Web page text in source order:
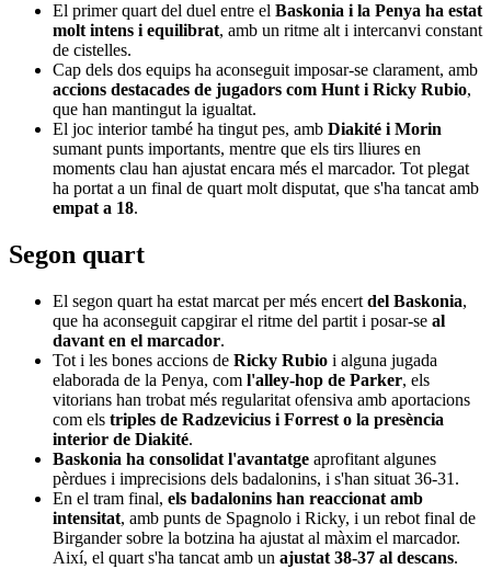
El primer quart del duel entre el Baskonia i la Penya ha estat
molt intens i equilibrat, amb un ritme alt i intercanvi constant
de cistelles.
Cap dels dos equips ha aconseguit imposar-se clarament, amb
accions destacades de jugadors com Hunt i Ricky Rubio,
que han mantingut la igualtat.
El joc interior també ha tingut pes, amb Diakité i Morin
sumant punts importants, mentre que els tirs lliures en
moments clau han ajustat encara més el marcador. Tot plegat
ha portat a un final de quart molt disputat, que s'ha tancat amb
empat a 18.
Segon quart
El segon quart ha estat marcat per més encert del Baskonia,
que ha aconseguit capgirar el ritme del partit i posar-se al
davant en el marcador.
Tot i les bones accions de Ricky Rubio i alguna jugada
elaborada de la Penya, com l'alley-hop de Parker, els
vitorians han trobat més regularitat ofensiva amb aportacions
com els triples de Radzevicius i Forrest o la presència
interior de Diakité.
Baskonia ha consolidat l'avantatge aprofitant algunes
pèrdues i imprecisions dels badalonins, i s'han situat 36-31.
En el tram final, els badalonins han reaccionat amb
intensitat, amb punts de Spagnolo i Ricky, i un rebot final de
Birgander sobre la botzina ha ajustat al màxim el marcador.
Així, el quart s'ha tancat amb un ajustat 38-37 al descans.